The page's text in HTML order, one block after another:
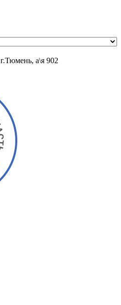
г.Тюмень, а\я 902